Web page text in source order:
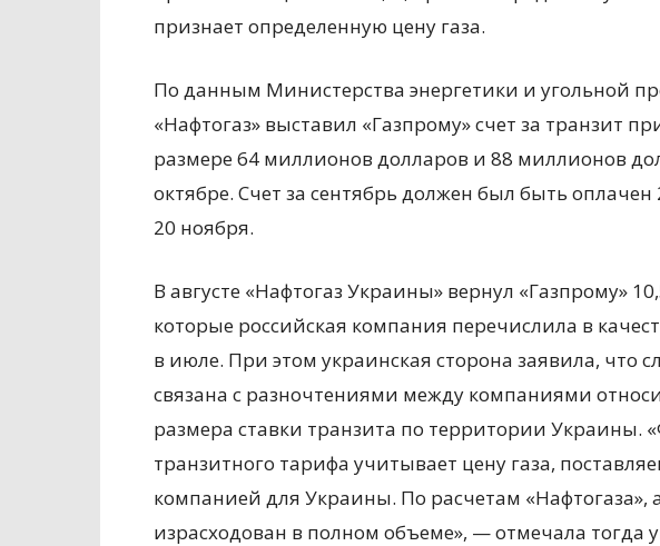
признает определенную цену газа.
По данным Министерства энергетики и угольной
«Нафтогаз» выставил «Газпрому» счет за транзит
размере 64 миллионов долларов и 88 миллионов
октябре. Счет за сентябрь должен был быть
20 ноября.
В августе «Нафтогаз Украины» вернул «Газпрому»
которые российская компания перечислила в
в июле. При этом украинская сторона заявила, что
связана с разночтениями между компаниями
размера ставки транзита по территории Украины.
транзитного тарифа учитывает цену газа,
компанией для Украины. По расчетам «Нафтогаза»,
израсходован в полном объеме», — отмечала тогда